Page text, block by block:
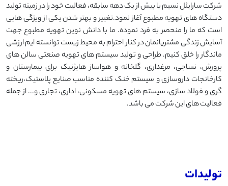
شرکت سارایئل نسیم با بیش از یک دهه سابقه، فعالیت خود را در زمینه تولید
دستگاه های تهویه مطبوع آغاز نمود.تغییر و بهتر شدن یکی از ویژگی هایی
است که ما را منحصر به فرد نموده. ما با دانش نوین تهویه مطبوع جهت
آسایش زندگی مشتریانمان در کنار احترام به محیط زیست توانسته ایم ارزشی
ماندگار را خلق کنیم. طراحی و تولید سیستم های تهویه صنعتی سالن های
پرورش، نساجی، مرغداری، گلخانه و هواساز هایژنیک برای بیمارستان و
کارخانجات داروسازی و سیستم خنک کننده مناسب صنایع پلاستیک،ریخته
گری و فولاد سازی، سیستم های تهویه مسکونی، اداری، تجاری و... از جمله
فعالیت های این شرکت می باشد.
تولیدات